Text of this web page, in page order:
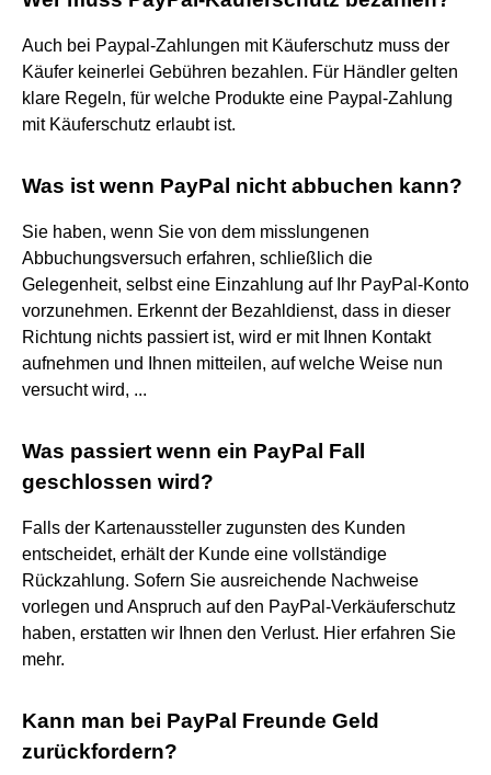
Auch bei Paypal-Zahlungen mit Käuferschutz muss der
Käufer keinerlei Gebühren bezahlen. Für Händler gelten
klare Regeln, für welche Produkte eine Paypal-Zahlung
mit Käuferschutz erlaubt ist.
Was ist wenn PayPal nicht abbuchen kann?
Sie haben, wenn Sie von dem misslungenen
Abbuchungsversuch erfahren, schließlich die
Gelegenheit, selbst eine Einzahlung auf Ihr PayPal-Konto
vorzunehmen. Erkennt der Bezahldienst, dass in dieser
Richtung nichts passiert ist, wird er mit Ihnen Kontakt
aufnehmen und Ihnen mitteilen, auf welche Weise nun
versucht wird, ...
Was passiert wenn ein PayPal Fall
geschlossen wird?
Falls der Kartenaussteller zugunsten des Kunden
entscheidet, erhält der Kunde eine vollständige
Rückzahlung. Sofern Sie ausreichende Nachweise
vorlegen und Anspruch auf den PayPal-Verkäuferschutz
haben, erstatten wir Ihnen den Verlust. Hier erfahren Sie
mehr.
Kann man bei PayPal Freunde Geld
zurückfordern?